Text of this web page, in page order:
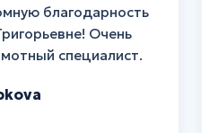
благодарность
Очень
специалист.